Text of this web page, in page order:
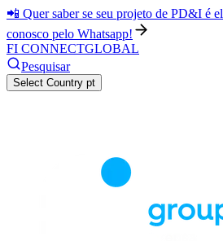
📲 Quer saber se seu projeto de PD&I é
conosco pelo Whatsapp!
FI CONNECTGLOBAL
Pesquisar
Select Country pt